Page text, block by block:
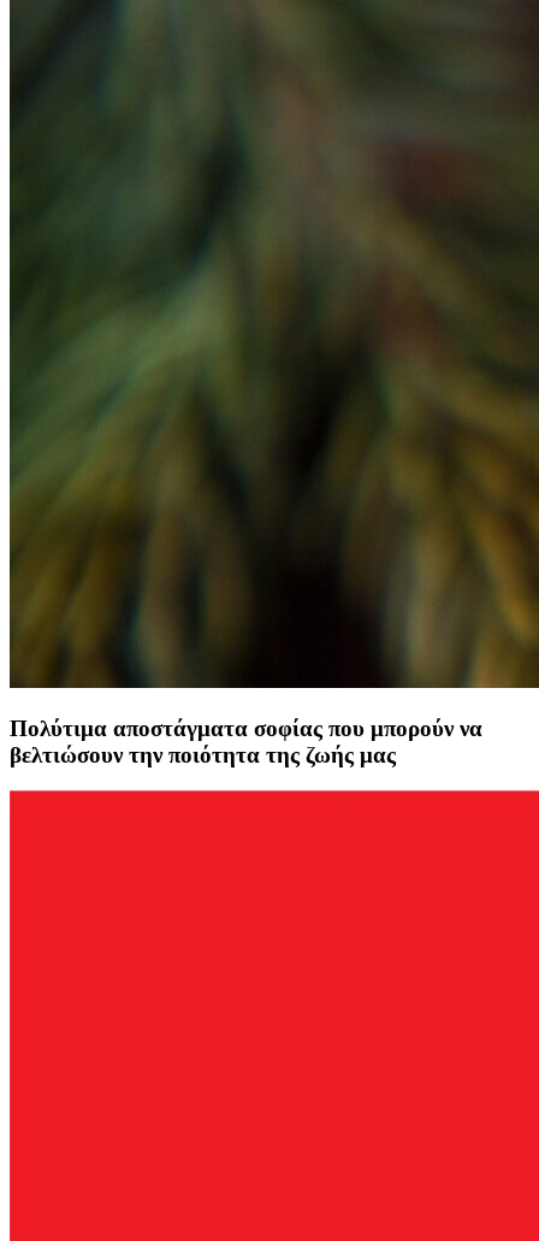
Πολύτιμα αποστάγματα σοφίας που μπορούν να
βελτιώσουν την ποιότητα της ζωής μας